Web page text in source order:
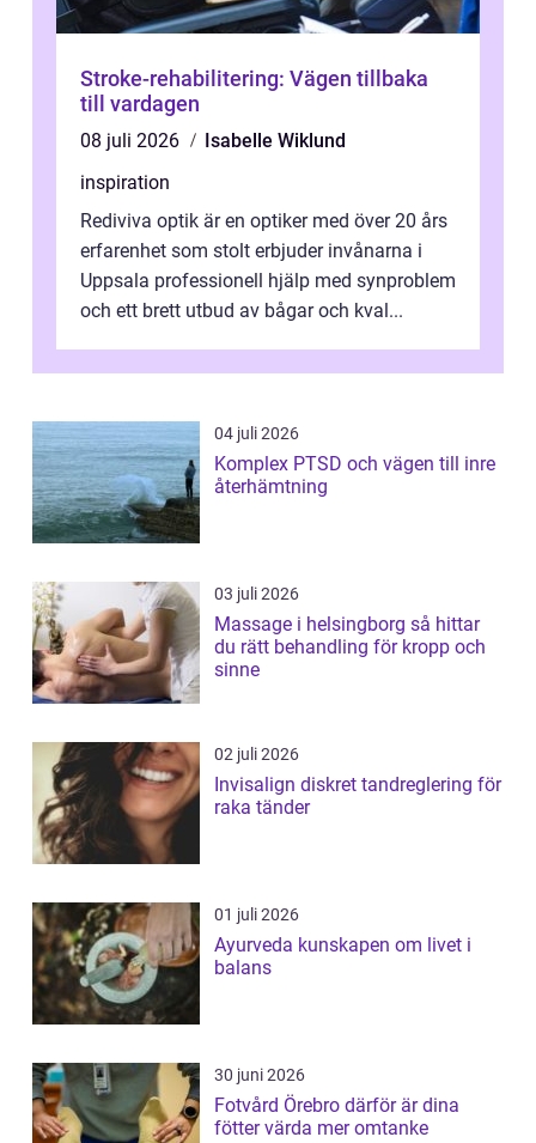
Stroke-rehabilitering: Vägen tillbaka
till vardagen
08 juli 2026
Isabelle Wiklund
inspiration
Rediviva optik är en optiker med över 20 års
erfarenhet som stolt erbjuder invånarna i
Uppsala professionell hjälp med synproblem
och ett brett utbud av bågar och kval...
04 juli 2026
Komplex PTSD och vägen till inre
återhämtning
03 juli 2026
Massage i helsingborg så hittar
du rätt behandling för kropp och
sinne
02 juli 2026
Invisalign diskret tandreglering för
raka tänder
01 juli 2026
Ayurveda kunskapen om livet i
balans
30 juni 2026
Fotvård Örebro därför är dina
fötter värda mer omtanke